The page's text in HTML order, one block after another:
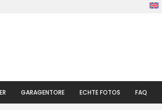
GARAGENTORE ECHTE FOTOS FAQ